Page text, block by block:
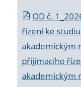
OD č.
řízení ke
akademickým
přijímacího
akademickým